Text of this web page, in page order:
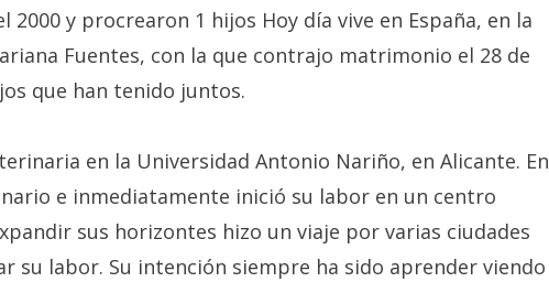
2000 y procrearon 1 hijos Hoy día vive en España, en la
Fuentes, con la que contrajo matrimonio el 28 de
que han tenido juntos.
en la Universidad Antonio Nariño, en Alicante. En
e inmediatamente inició su labor en un centro
sus horizontes hizo un viaje por varias ciudades
su labor. Su intención siempre ha sido aprender viendo